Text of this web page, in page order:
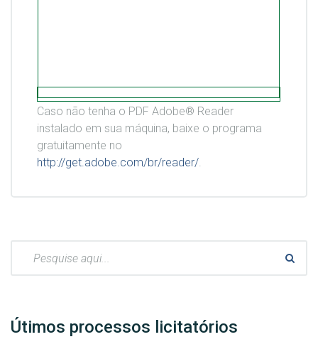
Caso não tenha o PDF Adobe® Reader
instalado em sua máquina, baixe o programa
gratuitamente no
http://get.adobe.com/br/reader/.
Útimos processos licitatórios